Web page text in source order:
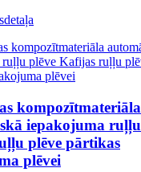
detaļa
kompozītmateriāla
iepakojuma
plēve pārtikas
plēvei